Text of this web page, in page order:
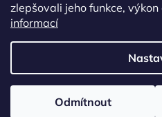
zlepšovali jeho funkce,
informací
Odmítnout
Copyright 2026akarazoo.cz.